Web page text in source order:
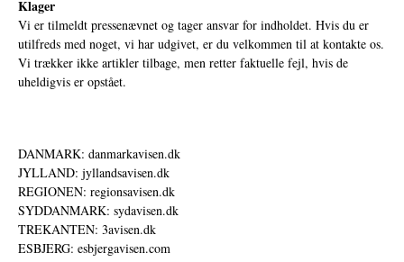
Klager
Vi er tilmeldt pressenævnet og tager ansvar for indholdet. Hvis du er
utilfreds med noget, vi har udgivet, er du velkommen til at kontakte os.
Vi trækker ikke artikler tilbage, men retter faktuelle fejl, hvis de
uheldigvis er opstået.
DANMARK: danmarkavisen.dk
JYLLAND: jyllandsavisen.dk
REGIONEN: regionsavisen.dk
SYDDANMARK: sydavisen.dk
TREKANTEN: 3avisen.dk
ESBJERG: esbjergavisen.com